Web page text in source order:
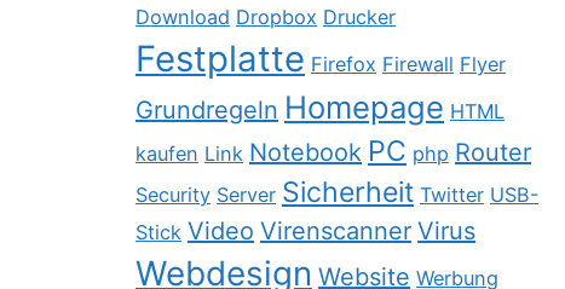
Download Dropbox Drucker
Festplatte Firefox Firewall Flyer
Grundregeln Homepage HTML
kaufen Link Notebook PC php Router
Security Server Sicherheit Twitter USB-
Stick Video Virenscanner Virus
Webdesign Website Werbung